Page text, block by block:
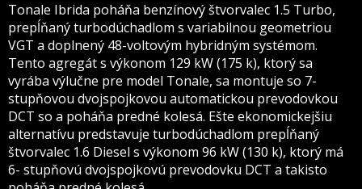
Tonale Ibrida poháňa benzínový štvorvalec 1.5 Turbo,
prepĺňaný turbodúchadlom s variabilnou geometriou
VGT a doplnený 48-voltovým hybridným systémom.
Tento agregát s výkonom 129 kW (175 k), ktorý sa
vyrába výlučne pre model Tonale, sa montuje so 7-
stupňovou dvojspojkovou automatickou prevodovkou
DCT so a poháňa predné kolesá. Ešte ekonomickejšiu
alternatívu predstavuje turbodúchadlom prepĺňaný
štvorvalec 1.6 Diesel s výkonom 96 kW (130 k), ktorý má
6- stupňovú dvojspojkovú prevodovku DCT a takisto